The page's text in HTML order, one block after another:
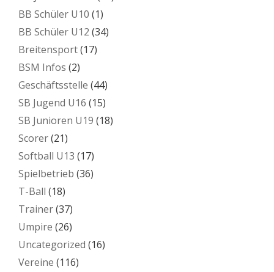
BB Schüler U10 (1)
BB Schüler U12 (34)
Breitensport(17)
BSM Infos (2)
Geschäftsstelle (44)
SB Jugend U16 (15)
SB Junioren U19 (18)
Scorer(21)
Softball U13 (17)
Spielbetrieb (36)
T-Ball (18)
Trainer(37)
Umpire (26)
Uncategorized (16)
Vereine (116)